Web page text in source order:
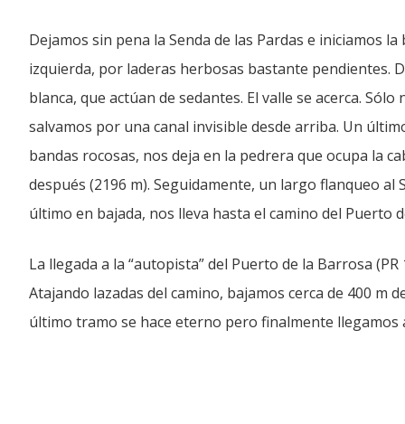
Dejamos sin pena la Senda de las Pardas e iniciamos
izquierda, por laderas herbosas bastante pendientes.
blanca, que actúan de sedantes. El valle se acerca.
salvamos por una canal invisible desde arriba. Un
bandas rocosas, nos deja en la pedrera que ocupa la
después (2196 m). Seguidamente, un largo flanqueo
último en bajada, nos lleva hasta el camino del Puerto
La llegada a la “autopista” del Puerto de la Barrosa
Atajando lazadas del camino, bajamos cerca de 400 m
último tramo se hace eterno pero finalmente llegamos